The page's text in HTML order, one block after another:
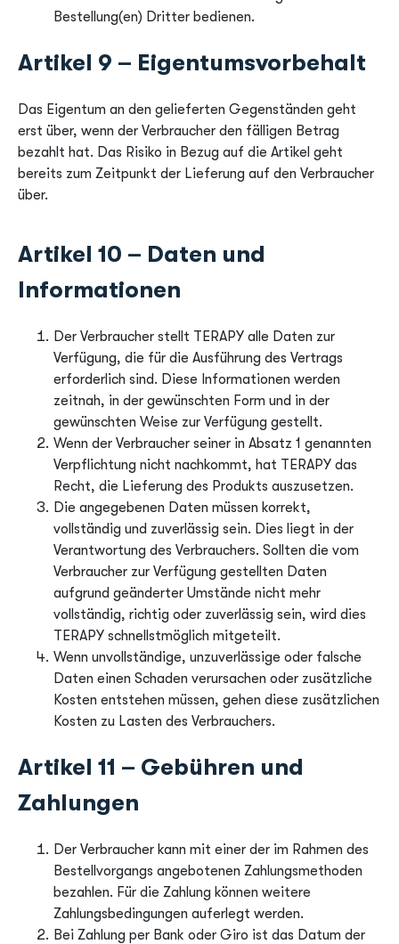
Bestellung(en) Dritter bedienen.
Artikel 9 – Eigentumsvorbehalt
Das Eigentum an den gelieferten Gegenständen geht
erst über, wenn der Verbraucher den fälligen Betrag
bezahlt hat. Das Risiko in Bezug auf die Artikel geht
bereits zum Zeitpunkt der Lieferung auf den Verbraucher
über.
Artikel 10 – Daten und
Informationen
Der Verbraucher stellt TERAPY alle Daten zur
Verfügung, die für die Ausführung des Vertrags
erforderlich sind. Diese Informationen werden
zeitnah, in der gewünschten Form und in der
gewünschten Weise zur Verfügung gestellt.
Wenn der Verbraucher seiner in Absatz 1 genannten
Verpflichtung nicht nachkommt, hat TERAPY das
Recht, die Lieferung des Produkts auszusetzen.
Die angegebenen Daten müssen korrekt,
vollständig und zuverlässig sein. Dies liegt in der
Verantwortung des Verbrauchers. Sollten die vom
Verbraucher zur Verfügung gestellten Daten
aufgrund geänderter Umstände nicht mehr
vollständig, richtig oder zuverlässig sein, wird dies
TERAPY schnellstmöglich mitgeteilt.
Wenn unvollständige, unzuverlässige oder falsche
Daten einen Schaden verursachen oder zusätzliche
Kosten entstehen müssen, gehen diese zusätzlichen
Kosten zu Lasten des Verbrauchers.
Artikel 11 – Gebühren und
Zahlungen
Der Verbraucher kann mit einer der im Rahmen des
Bestellvorgangs angebotenen Zahlungsmethoden
bezahlen. Für die Zahlung können weitere
Zahlungsbedingungen auferlegt werden.
Bei Zahlung per Bank oder Giro ist das Datum der